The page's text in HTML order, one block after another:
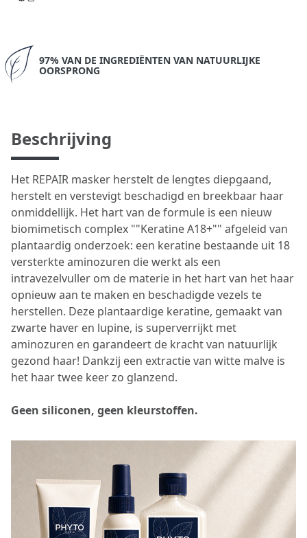
97% VAN DE INGREDIËNTEN VAN NATUURLIJKE
OORSPRONG
Beschrijving
Het REPAIR masker herstelt de lengtes diepgaand,
herstelt en verstevigt beschadigd en breekbaar haar
onmiddellijk. Het hart van de formule is een nieuw
biomimetisch complex ""Keratine A18+"" afgeleid van
plantaardig onderzoek: een keratine bestaande uit 18
versterkte aminozuren die werkt als een
intravezelvuller om de materie in het hart van het haar
opnieuw aan te maken en beschadigde vezels te
herstellen. Deze plantaardige keratine, gemaakt van
zwarte haver en lupine, is superverrijkt met
aminozuren en garandeert de kracht van natuurlijk
gezond haar! Dankzij een extractie van witte malve is
het haar twee keer zo glanzend.
Geen siliconen, geen kleurstoffen.